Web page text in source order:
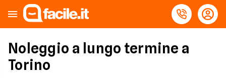
Noleggio a lungo termine a
Torino